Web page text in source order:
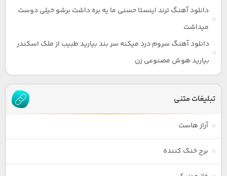
دانلود آهنگ ترند اینستا حسنی ما یه بره داشت برشو خیلی دوست
میداشت
دانلود آهنگ سروم درد میکنه سر بند بیارید طبیب از ملک اسکندر
بیارید هوش مصنوعی زن
تبلیغات متنی
آراز هاست
برج خنک کننده